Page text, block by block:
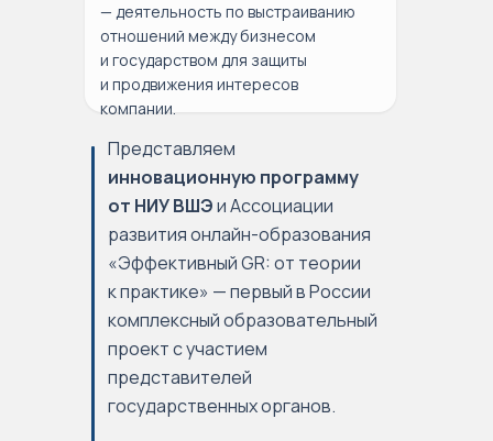
— деятельность по выстраиванию
отношений между бизнесом
и государством для защиты
и продвижения интересов
компании.
Представляем
инновационную программу
от НИУ ВШЭи Ассоциации
развития онлайн-образования
«Эффективный GR: от теории
к практике» — первый в России
комплексный образовательный
проект с участием
представителей
государственных органов.